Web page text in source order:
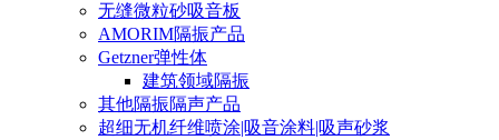
无缝微粒砂吸音板
AMORIM隔振产品
Getzner弹性体
建筑领域隔振
其他隔振隔声产品
超细无机纤维喷涂|吸音涂料|吸声砂浆